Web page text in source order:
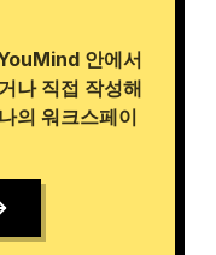
안에서
나 직접 작성해
의 워크스페이